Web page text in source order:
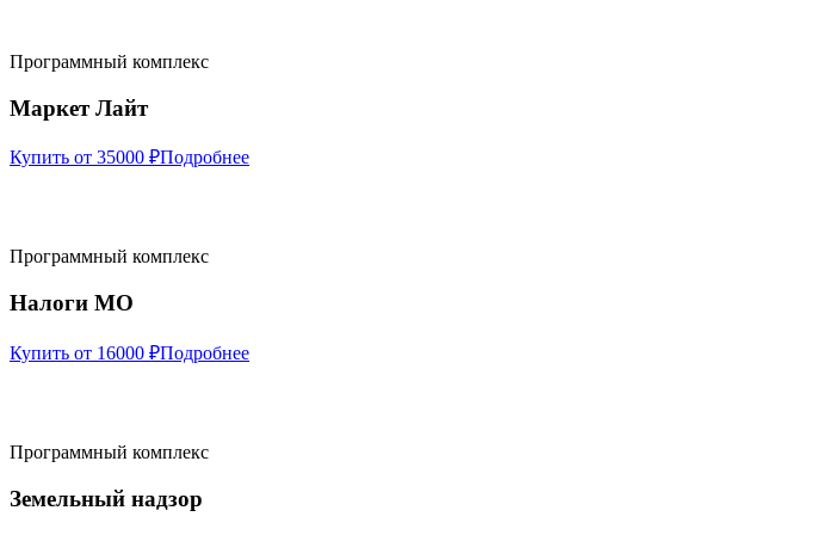
Программный комплекс
Маркет Лайт
Купить от 35000 ₽Подробнее
Программный комплекс
Налоги МО
Купить от 16000 ₽Подробнее
Программный комплекс
Земельный надзор